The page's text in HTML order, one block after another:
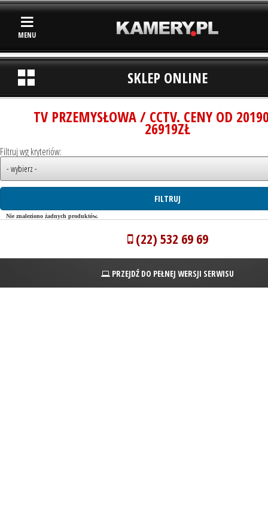
MENU
SKLEP ONLINE
TV PRZEMYSŁOWA / CCTV. CENY OD
26919ZŁ
Filtruj wg kryteriów:
Nie znaleziono żadnych produktów.
(22) 532 69 69
PRZEJDŹ DO PEŁNEJ WERSJI SERWISU